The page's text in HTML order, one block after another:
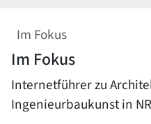
Im Fokus
Im Fokus
Internetführer zu
Ingenieurbaukunst in